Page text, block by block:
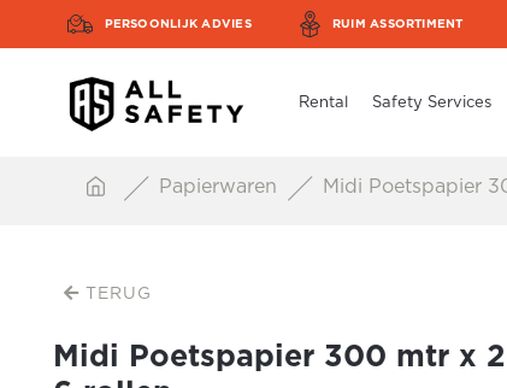
PERSOONLIJK ADVIES RUIM ASSORTIMENT
Rental Safety Services
Papierwaren Midi Poetspapier
TERUG
Midi Poetspapier 300 mtr x